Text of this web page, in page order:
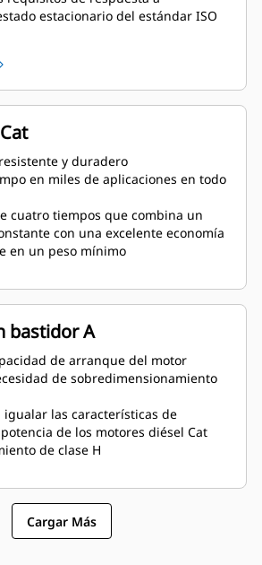
estacionario del estándar ISO
y duradero
en miles de aplicaciones en todo
cuatro tiempos que combina un
con una excelente economía
en un peso mínimo
bastidor A
de arranque del motor
de sobredimensionamiento
igualar las características de
de los motores diésel Cat
de clase H
Cargar Más